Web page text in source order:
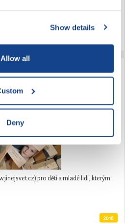
Show details
Allow all
Deny
pro děti a mladé lidi, kterým
2016